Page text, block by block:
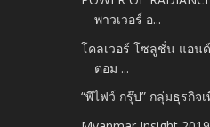
พาวเวอร์ อ...
โคลเวอร์ โซลูชั่น แอน
ตอม ...
“พีไฟว์ กรุ๊ป” กลุ่มธุรกิจ